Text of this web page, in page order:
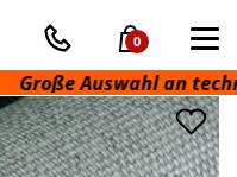
0
Große Auswahl an